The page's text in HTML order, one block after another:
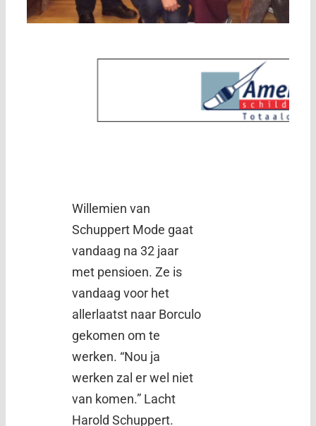
Willemien van
Schuppert Mode gaat
vandaag na 32 jaar
met pensioen. Ze is
vandaag voor het
allerlaatst naar Borculo
gekomen om te
werken. “Nou ja
werken zal er wel niet
van komen.” Lacht
Harold Schuppert.